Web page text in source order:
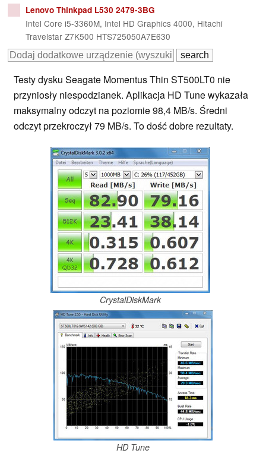
Lenovo Thinkpad L530 2479-3BG
Intel Core i5-3360M, Intel HD Graphics 4000, Hitachi
Travelstar Z7K500 HTS725050A7E630
Testy dysku Seagate Momentus Thin ST500LT0 nie
przyniosły niespodzianek. Aplikacja HD Tune wykazała
maksymalny odczyt na poziomie 98,4 MB/s. Średni
odczyt przekroczył 79 MB/s. To dość dobre rezultaty.
CrystalDiskMark
HD Tune